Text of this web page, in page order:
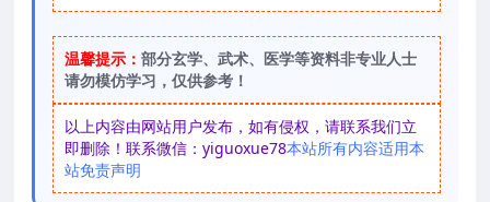
温馨提示： 部分玄学、武术、医学等资料非专业人士
请勿模仿学习，仅供参考！
以上内容由网站用户发布，如有侵权，请联系我们立
即删除！联系微信：yiguoxue78本站所有内容适用本
站免责声明